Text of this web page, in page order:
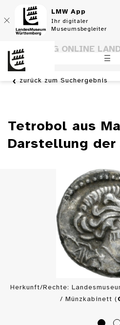
LMW App
Ihr digitaler
Museumsbegleiter
SAMMLUNG ONLINE
WÜRTTEMBERG
zurück zum Suchergebnis
Tetrobol aus
Darstellung
Herkunft/Rechte:
/ Münzkabinett (